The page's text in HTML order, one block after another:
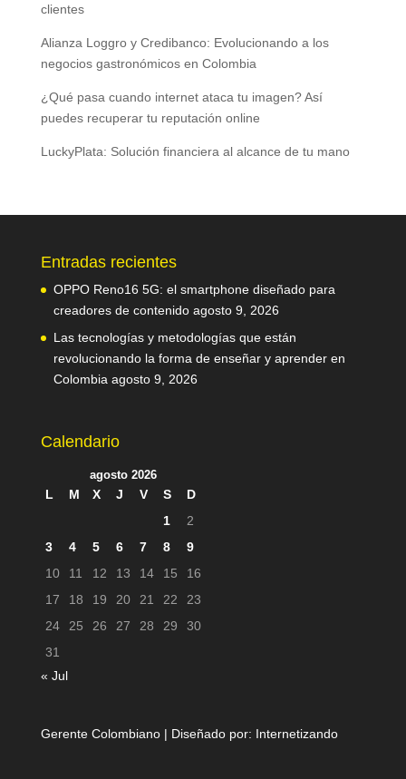
clientes
Alianza Loggro y Credibanco: Evolucionando a los
negocios gastronómicos en Colombia
¿Qué pasa cuando internet ataca tu imagen? Así
puedes recuperar tu reputación online
LuckyPlata: Solución financiera al alcance de tu mano
Entradas recientes
OPPO Reno16 5G: el smartphone diseñado para
creadores de contenido agosto 9, 2026
Las tecnologías y metodologías que están
revolucionando la forma de enseñar y aprender en
Colombia agosto 9, 2026
Calendario
agosto 2026
L M X J V S
D
1
2
3
4 5 6 7 8
9
10
11 12 13 14 15
16
17
18 19 20 21 22
23
24
25 26 27 28 29
30
31
« Jul
Gerente Colombiano | Diseñado por: Internetizando